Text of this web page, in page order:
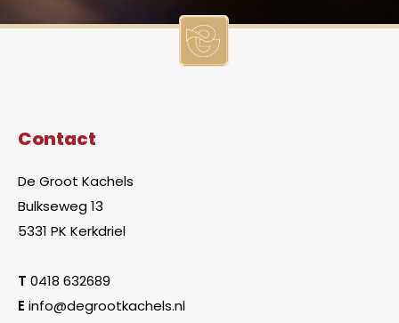
Contact
De Groot Kachels
Bulkseweg 13
5331 PK Kerkdriel
T 0418 632689
E info@degrootkachels.nl